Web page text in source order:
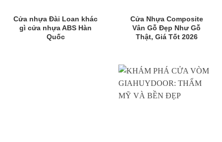
Cửa nhựa Đài Loan khác
gì cửa nhựa ABS Hàn
Quốc
Cửa Nhựa Composite
Vân Gỗ Đẹp Như Gỗ
Thật, Giá Tốt 2026